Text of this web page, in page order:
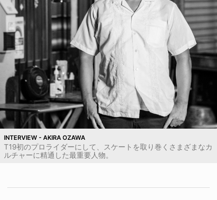
INTERVIEW - AKIRA OZAWA
T19初のプロライダーにして、スケートを取り巻くさまざまなカ
ルチャーに精通した最重要人物。